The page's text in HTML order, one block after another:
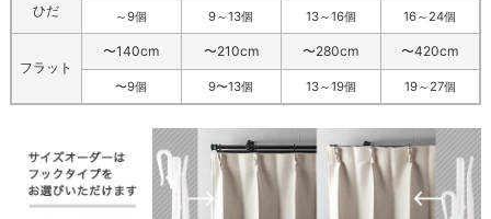
ひだ
～9個 9～13個 13～16個 16～24個
フラット
〜140cm 〜210cm 〜280cm 〜420cm
〜9個 9〜13個 13～19個 19～27個